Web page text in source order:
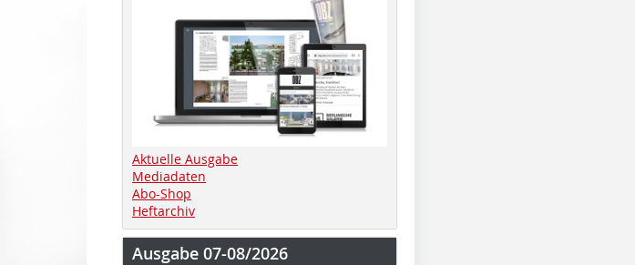
Aktuelle Ausgabe
Mediadaten
Abo-Shop
Heftarchiv
Ausgabe 07-08/2026